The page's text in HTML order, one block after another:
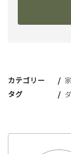
カテゴリー
タグ